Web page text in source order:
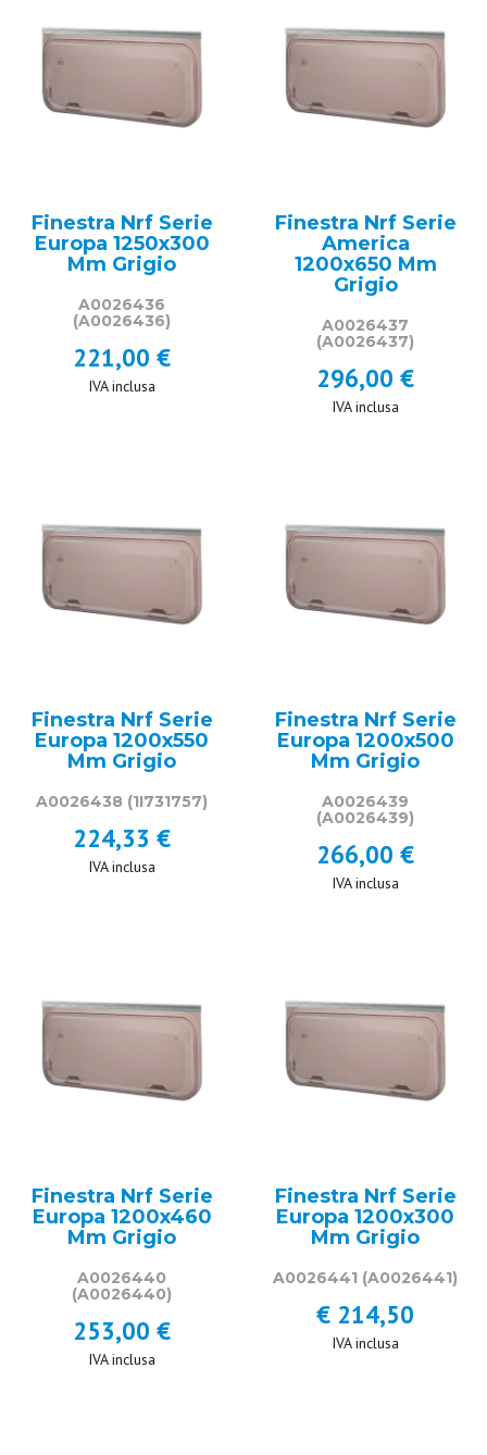
Finestra Nrf Serie
Europa 1250x300
Mm Grigio
A0026436
(A0026436)
221,00 €
IVA inclusa
Finestra Nrf Serie
America
1200x650 Mm
Grigio
A0026437
(A0026437)
296,00 €
IVA inclusa
Finestra Nrf Serie
Europa 1200x550
Mm Grigio
A0026438 (1I731757)
224,33 €
IVA inclusa
Finestra Nrf Serie
Europa 1200x500
Mm Grigio
A0026439
(A0026439)
266,00 €
IVA inclusa
Finestra Nrf Serie
Europa 1200x460
Mm Grigio
A0026440
(A0026440)
253,00 €
IVA inclusa
Finestra Nrf Serie
Europa 1200x300
Mm Grigio
A0026441 (A0026441)
€ 214,50
IVA inclusa